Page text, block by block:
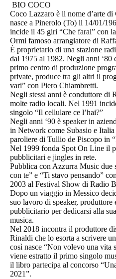
BIO COCO
Coco Lazzaro è il nome d’arte
nasce a Pinerolo (To) il 14/01/
incide il 45 giri “Che farai” con
Ormi famoso arrangiatore di
È proprietario di una stazione
dal 1975 al 1982. Negli anni ‘80
primo centro di produzione
private, produce tra gli altri il
vari” con Piero Chiambretti.
Negli stessi anni è conduttore di
molte radio locali. Nel 1991
singolo “Il cellulare ce l’hai?”
Negli anni ‘90 è speaker in
in Network come Subasio e
paroliere di Tullio de Piscopo in
Nel 1999 fonda Spot On Line il
pubblicitari e jingles in rete.
Pubblica con Azzurra Music due
con te” e “Ti stavo pensando”
2003 al Festival Show di Radio
Dopo un viaggio in Messico
suo lavoro di speaker, produttore
pubblicitario per dedicarsi alla
musica.
Nel 2018 incontra il produttore
Rinaldi che lo esorta a scrivere
così nasce “Non volevo una vita
viene estratto il primo singolo
il libro partecipa al concorso
2021”.